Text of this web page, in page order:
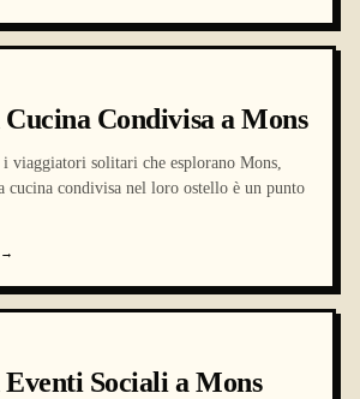
Condivisa a Mons
i viaggiatori solitari che esplorano Mons,
cucina condivisa nel loro ostello è un punto
→
Sociali a Mons